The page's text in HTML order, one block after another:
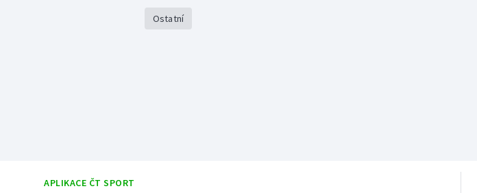
Ostatní
APLIKACE ČT SPORT